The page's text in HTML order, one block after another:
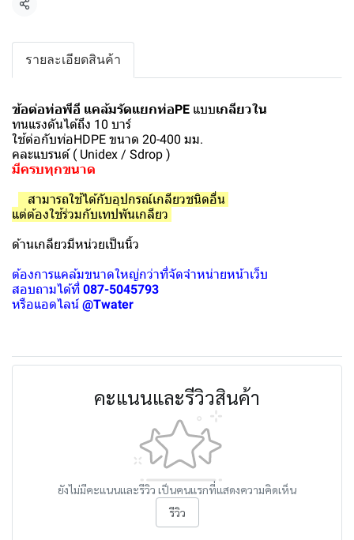
แชร์
รายละเอียดสินค้า
ข้อต่อท่อพีอี แคล้มรัดแยกท่อPE แบบเกลียวใน
ทนแรงดันได้ถึง 10 บาร์
ใช้ต่อกับท่อHDPE ขนาด 20-400 มม.
คละแบรนด์ ( Unidex / Sdrop )
มีครบทุกขนาด
สามารถใช้ได้กับอุปกรณ์เกลียวชนิดอื่น
แต่ต้องใช้ร่วมกับเทปพันเกลียว
ด้านเกลียวมีหน่วยเป็นนิ้ว
ต้องการแคล้มขนาดใหญ่กว่าที่จัดจำหน่ายหน้าเว็บ
สอบถามได้ที่ 087-5045793
หรือแอดไลน์ @Twater
คะแนนและรีวิวสินค้า
ยังไม่มีคะแนนและรีวิว เป็นคนแรกที่แสดงความคิดเห็น
รีวิว